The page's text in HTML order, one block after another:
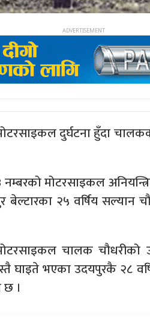
दुर्घटना हुँदा
मोटरसाइकल
२५ वर्षिय सल्यान
चालक
घाइते भएका उदयपुरकै २८
।